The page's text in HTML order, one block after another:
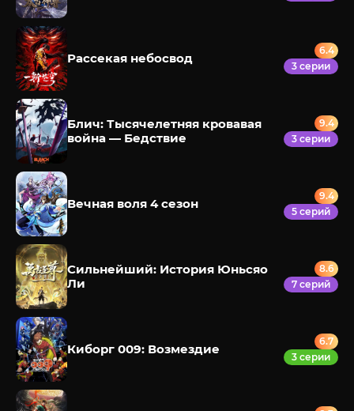
Рассекая небосвод
6.4
3 серии
Блич: Тысячелетняя кровавая
война — Бедствие
9.4
3 серии
Вечная воля 4 сезон
9.4
5 серий
Сильнейший: История Юньсяо
Ли
8.6
7 серий
Киборг 009: Возмездие
6.7
3 серии